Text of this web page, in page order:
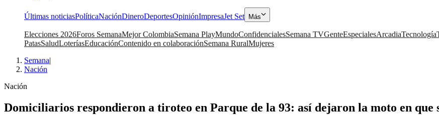
Últimas noticiasPolíticaNaciónDineroDeportesOpiniónImpresaJet Set Más
Elecciones 2026Foros SemanaMejor ColombiaSemana PlayMundoConfidencialesSemana TVGenteEspecialesArcadiaTecnología
PatasSaludLoteríasEducaciónContenido en colaboraciónSemana RuralMujeres
Semana|
Nación
Nación
Domiciliarios respondieron a tiroteo en Parque de la 93: así dejaron la moto en que